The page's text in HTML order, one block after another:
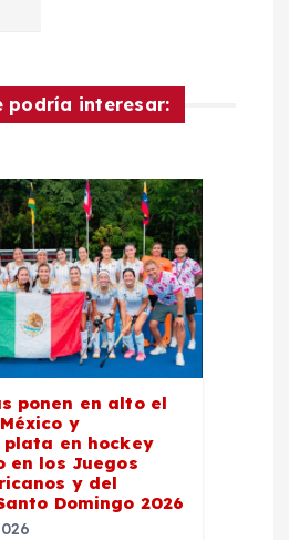
podría interesar:
ponen en alto el
y
en hockey
en los Juegos
y del
Domingo 2026